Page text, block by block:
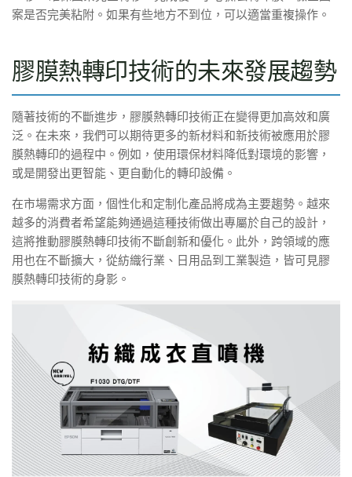
案是否完美粘附。如果有些地方不到位，可以適當重複操作。
膠膜熱轉印技術的未來發展趨勢
隨著技術的不斷進步，膠膜熱轉印技術正在變得更加高效和廣
泛。在未來，我們可以期待更多的新材料和新技術被應用於膠
膜熱轉印的過程中。例如，使用環保材料降低對環境的影響，
或是開發出更智能、更自動化的轉印設備。
在市場需求方面，個性化和定制化產品將成為主要趨勢。越來
越多的消費者希望能夠通過這種技術做出專屬於自己的設計，
這將推動膠膜熱轉印技術不斷創新和優化。此外，跨領域的應
用也在不斷擴大，從紡織行業、日用品到工業製造，皆可見膠
膜熱轉印技術的身影。